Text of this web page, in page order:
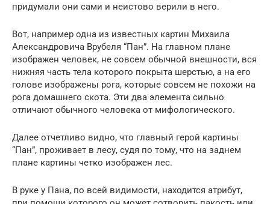
придумали они сами и неистово верили в него.
Вот, например одна из известных картин Михаила
Александровича Врубеля “Пан”. На главном плане
изображен человек, не совсем обычной внешности, вся
нижняя часть тела которого покрыта шерстью, а на его
голове изображены рога, которые совсем не похожи на
рога домашнего скота. Эти два элемента сильно
отличают обычного человека от мифологического.
Далее отчетливо видно, что главный герой картины
“Пан”, проживает в лесу, судя по тому, что на заднем
плане картины четко изображен лес.
В руке у Пана, по всей видимости, находится атрибут,